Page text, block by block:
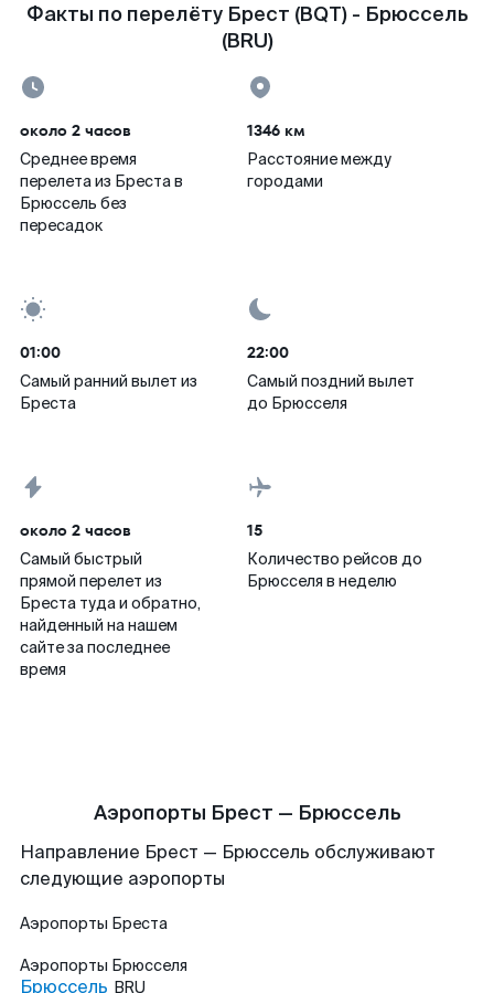
Факты по перелёту Брест (BQT) - Брюссель
(BRU)
около 2 часов
Среднее время
перелета из Бреста в
Брюссель без
пересадок
1346 км
Расстояние между
городами
01:00
Самый ранний вылет из
Бреста
22:00
Самый поздний вылет
до Брюсселя
около 2 часов
Самый быстрый
прямой перелет из
Бреста туда и обратно,
найденный на нашем
сайте за последнее
время
15
Количество рейсов до
Брюсселя в неделю
Аэропорты Брест — Брюссель
Направление Брест — Брюссель обслуживают
следующие аэропорты
Аэропорты Бреста
Аэропорты Брюсселя
Брюссель BRU